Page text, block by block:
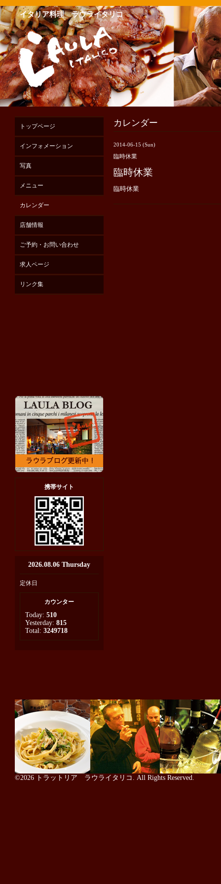
イタリア料理 ラウライタリコ
カレンダー
2014-06-15 (Sun)
臨時休業
臨時休業
臨時休業
トップページ
インフォメーション
写真
メニュー
カレンダー
店舗情報
ご予約・お問い合わせ
求人ページ
リンク集
携帯サイト
2026.08.06 Thursday
定休日
カウンター
Today: 510
Yesterday: 815
Total: 3249718
©2026 トラットリア ラウライタリコ . All Rights Reserved.